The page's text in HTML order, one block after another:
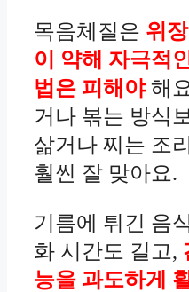
목음체질은 위
이 약해 자극적
법은 피해야해
거나 볶는 방식
삶거나 찌는 조
훨씬 잘 맞아요.
기름에 튀긴 음
화 시간도 길고,
능을 과도하게